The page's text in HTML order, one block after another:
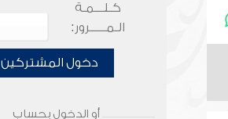
كـلـــمـة
الـمـــــرور:
دخول المشتركين
أو الدخول بحساب